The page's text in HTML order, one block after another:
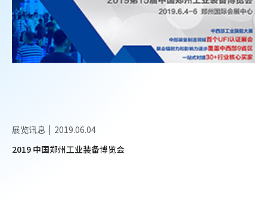
展览讯息
2019.06.04
2019 中国郑州工业装备博览会